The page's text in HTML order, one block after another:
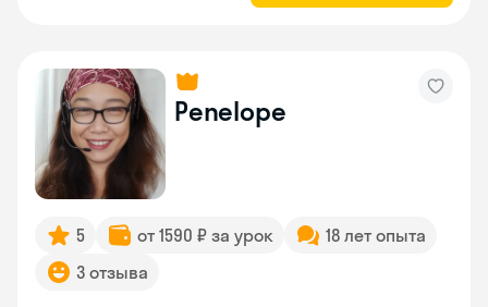
Penelope
5 от 1590 ₽ за урок
18 лет опыта
3 отзыва